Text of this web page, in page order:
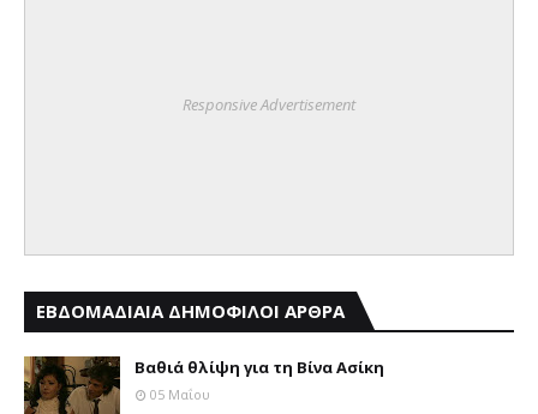
Responsive Advertisement
ΕΒΔΟΜΑΔΙΑΙΑ ΔΗΜΟΦΙΛΟΙ ΑΡΘΡΑ
Βαθιά θλίψη για τη Βίνα Ασίκη
05 Μαΐου